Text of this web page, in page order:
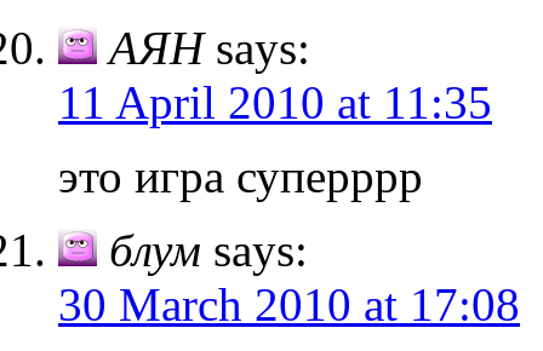
АЯН says:
11 April 2010 at 11:35
это игра суперррр
блум says:
30 March 2010 at 17:08